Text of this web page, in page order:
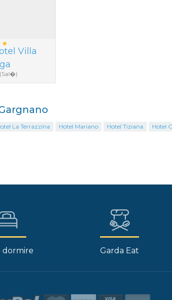
Villa
La Terrazzina Hotel Mariano Hotel Tiziana Hotel
dormire Garda Eat